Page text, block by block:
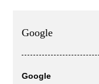
Google
Google